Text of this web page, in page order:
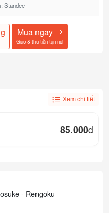
Standee
Mua ngay
Giao & thu tiền tận nơi
Xem chi tiết
85.000đ
- Rengoku